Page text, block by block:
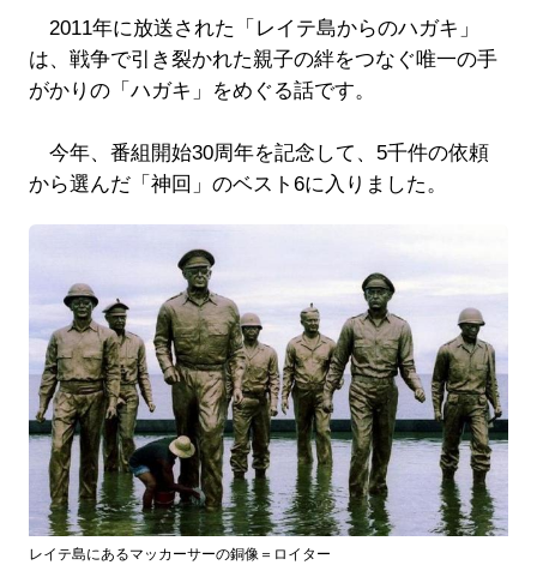
2011年に放送された「レイテ島からのハガキ」
は、戦争で引き裂かれた親子の絆をつなぐ唯一の手
がかりの「ハガキ」をめぐる話です。
今年、番組開始30周年を記念して、5千件の依頼
から選んだ「神回」のベスト6に入りました。
レイテ島にあるマッカーサーの銅像＝ロイター